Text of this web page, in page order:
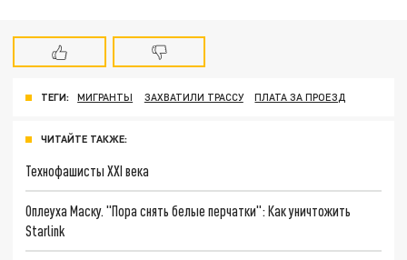
ТЕГИ: МИГРАНТЫ ЗАХВАТИЛИ ТРАССУ ПЛАТА ЗА ПРОЕЗД
ЧИТАЙТЕ ТАКЖЕ:
Технофашисты XXI века
Оплеуха Маску. "Пора снять белые перчатки": Как уничтожить
Starlink